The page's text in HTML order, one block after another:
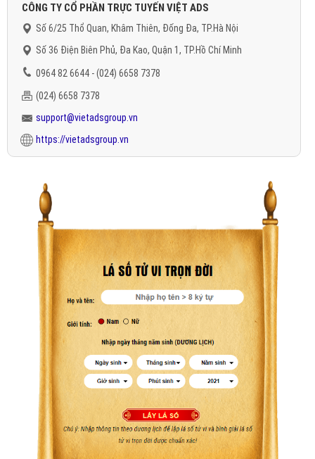
CÔNG TY CỔ PHẦN TRỰC TUYẾN VIỆT ADS
Số 6/25 Thổ Quan, Khâm Thiên, Đống Đa, TP.Hà Nội
Số 36 Điện Biên Phủ, Đa Kao, Quận 1, TP.Hồ Chí Minh
0964 82 6644 - (024) 6658 7378
(024) 6658 7378
support@vietadsgroup.vn
https://vietadsgroup.vn